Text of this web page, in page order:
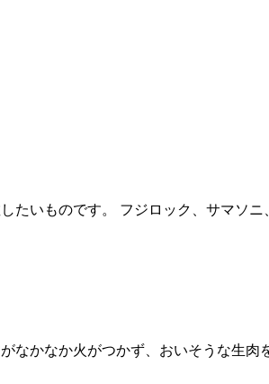
たいものです。 フジロック、サマソ
なかなか火がつかず、おいそうな生肉